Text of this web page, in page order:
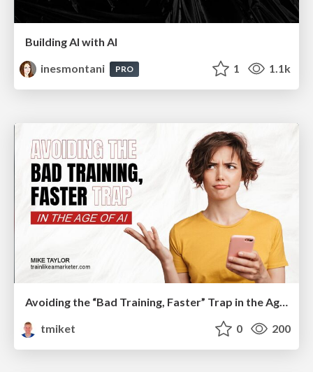
Building AI with AI
inesmontani
PRO 1 1.1k
Avoiding the “Bad Training, Faster” Trap in the Age of AI
tmiket
0 200